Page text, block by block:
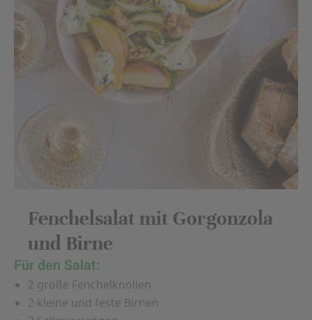
Fenchelsalat mit Gorgonzola
und Birne
Für den Salat:
2 große Fenchelknollen
2 kleine und feste Birnen